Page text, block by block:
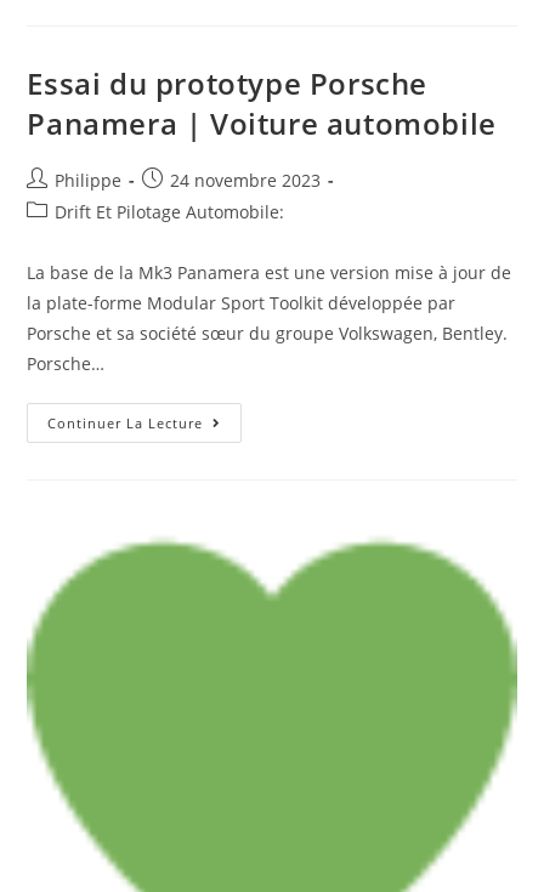
Suivre
La
Keynote
Et
Heure ?
Essai du prototype Porsche
Panamera | Voiture automobile
Auteur/autrice
de
Philippe
Post
published:
24 novembre 2023
PostDrift Et Pilotage Automobile:
La base de la Mk3 Panamera est une version mise à jour de
la plate-forme Modular Sport Toolkit développée par
Porsche et sa société sœur du groupe Volkswagen, Bentley.
Porsche…
Continuer La Lecture Essai
Du
Automobile